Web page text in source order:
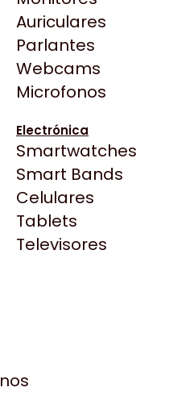
Auriculares
Parlantes
Webcams
Microfonos
Electrónica
Smartwatches
Smart Bands
Celulares
Tablets
Televisores